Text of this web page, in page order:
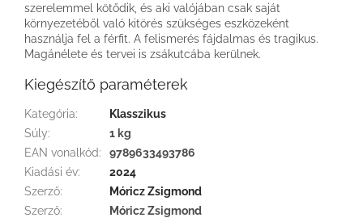
szerelemmel kötődik, és aki valójában csak saját
környezetéből való kitörés szükséges eszközeként
használja fel a férfit. A felismerés fájdalmas és tragikus.
Magánélete és tervei is zsákutcába kerülnek.
Kiegészítő paraméterek
Kategória:
Klasszikus
Súly:
1 kg
EAN vonalkód:
9789633493786
Kiadási év:
2024
Szerző:
Móricz Zsigmond
Szerző:
Móricz Zsigmond